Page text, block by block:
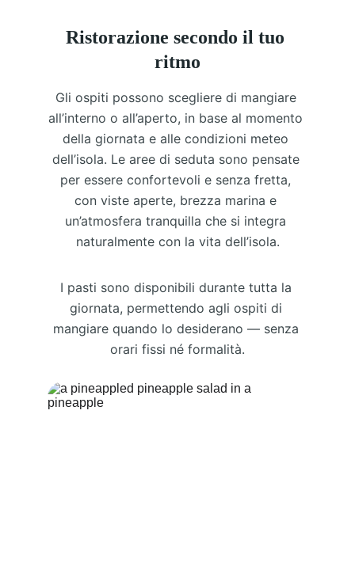
Ristorazione secondo il tuo
ritmo
Gli ospiti possono scegliere di mangiare
all’interno o all’aperto, in base al momento
della giornata e alle condizioni meteo
dell’isola. Le aree di seduta sono pensate
per essere confortevoli e senza fretta,
con viste aperte, brezza marina e
un’atmosfera tranquilla che si integra
naturalmente con la vita dell’isola.
I pasti sono disponibili durante tutta la
giornata, permettendo agli ospiti di
mangiare quando lo desiderano — senza
orari fissi né formalità.